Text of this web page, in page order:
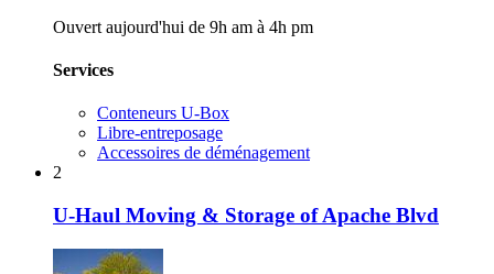
Ouvert aujourd'hui de 9h am à 4h pm
Services
Conteneurs U-Box
Libre-entreposage
Accessoires de déménagement
2
U-Haul Moving & Storage of Apache Blvd